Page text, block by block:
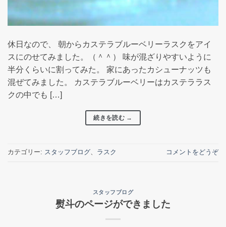
休日なので、 朝からカステラブルーベリーラスクをアイ
スにのせてみました。（＾＾） 味が混ざりやすいように
半分くらいに割ってみた。 家にあったカシューナッツも
混ぜてみました。 カステラブルーベリーはカステララス
クの中でも […]
続きを読む →
カテゴリー: スタッフブログ、 ラスク コメントをどうぞ
スタッフブログ
熨斗のページができました